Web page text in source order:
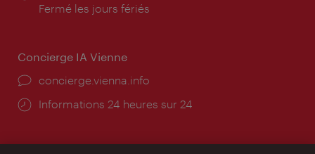
d'ouverture:
Fermé les jours fériés
Concierge IA Vienne
Ort:
concierge.vienna.info
Öffnungszeiten:
Informations 24 heures sur 24